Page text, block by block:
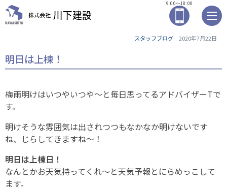
9:00～18:00
スタッフブログ 2020年7月22日
明日は上棟！
梅雨明けはいつやいつや～と毎日思ってるアドバイザーTで
す。
明けそうな雰囲気は出されつつもなかなか明けないです
ね、じらしてきますね～！
明日は上棟日！
なんとかお天気持ってくれ～と天気予報とにらめっこして
ます。